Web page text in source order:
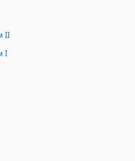
II
I